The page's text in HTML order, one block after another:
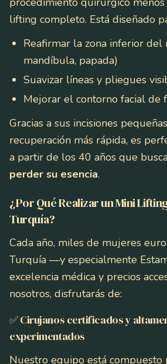
lifting completo. Está diseñado
Reafirmar la zona inferior del
mandíbula, papada)
Suavizar líneas y pliegues
Mejorar el contorno facial de
Gracias a sus incisiones
recuperación más rápida, es
a partir de los 40 años que
perder su esencia.
¿Por Qué Realizar un Mini
Turquía?
Cada año, miles de mujeres
Turquía —y especialmente
excelencia médica y precios
nosotros, disfrutarás de:
✅ Cirujanos certificados y
experimentados
Nuestro equipo está compuesto